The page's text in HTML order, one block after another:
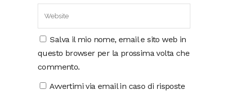
Salva il mio nome, email e sito web in
questo browser per la prossima volta che
commento.
Avvertimi via email in caso di risposte